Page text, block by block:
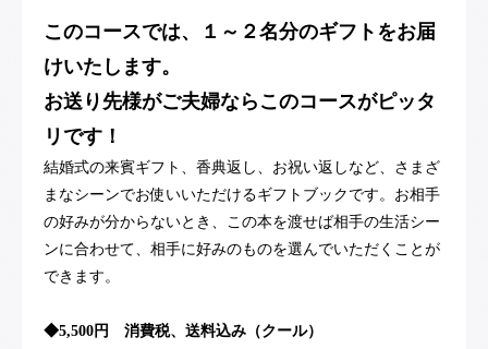
このコースでは、１～２名分のギフトをお届
けいたします。
お送り先様がご夫婦ならこのコースがピッタ
リです！
結婚式の来賓ギフト、香典返し、お祝い返しなど、さまざ
まなシーンでお使いいただけるギフトブックです。お相手
の好みが分からないとき、この本を渡せば相手の生活シー
ンに合わせて、相手に好みのものを選んでいただくことが
できます。
◆5,500円 消費税、送料込み（クール）